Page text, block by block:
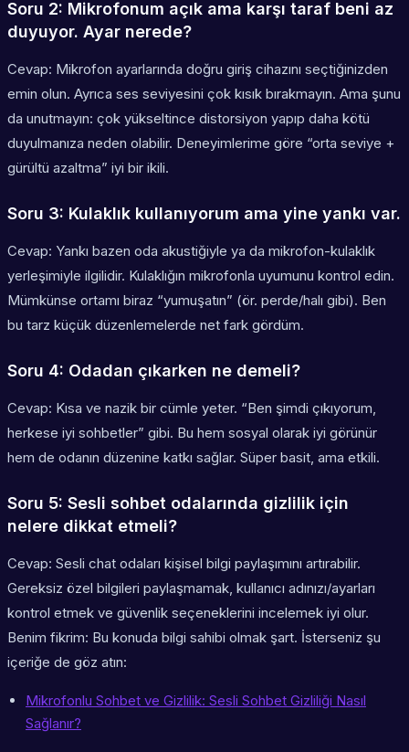
Soru 2: Mikrofonum açık ama karşı taraf beni az
duyuyor. Ayar nerede?
Cevap: Mikrofon ayarlarında doğru giriş cihazını seçtiğinizden
emin olun. Ayrıca ses seviyesini çok kısık bırakmayın. Ama şunu
da unutmayın: çok yükseltince distorsiyon yapıp daha kötü
duyulmanıza neden olabilir. Deneyimlerime göre “orta seviye +
gürültü azaltma” iyi bir ikili.
Soru 3: Kulaklık kullanıyorum ama yine yankı var.
Cevap: Yankı bazen oda akustiğiyle ya da mikrofon-kulaklık
yerleşimiyle ilgilidir. Kulaklığın mikrofonla uyumunu kontrol edin.
Mümkünse ortamı biraz “yumuşatın” (ör. perde/halı gibi). Ben
bu tarz küçük düzenlemelerde net fark gördüm.
Soru 4: Odadan çıkarken ne demeli?
Cevap: Kısa ve nazik bir cümle yeter. “Ben şimdi çıkıyorum,
herkese iyi sohbetler” gibi. Bu hem sosyal olarak iyi görünür
hem de odanın düzenine katkı sağlar. Süper basit, ama etkili.
Soru 5: Sesli sohbet odalarında gizlilik için
nelere dikkat etmeli?
Cevap: Sesli chat odaları kişisel bilgi paylaşımını artırabilir.
Gereksiz özel bilgileri paylaşmamak, kullanıcı adınızı/ayarları
kontrol etmek ve güvenlik seçeneklerini incelemek iyi olur.
Benim fikrim: Bu konuda bilgi sahibi olmak şart. İsterseniz şu
içeriğe de göz atın:
Mikrofonlu Sohbet ve Gizlilik: Sesli Sohbet Gizliliği Nasıl
Sağlanır?